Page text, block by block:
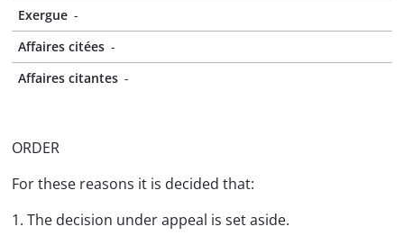
Exergue -
Affaires citées -
Affaires citantes -
ORDER
For these reasons it is decided that:
1. The decision under appeal is set aside.